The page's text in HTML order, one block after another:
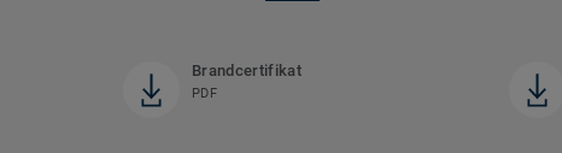
Brandcertifikat
PDF